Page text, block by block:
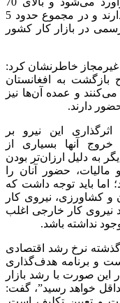
درصدشان در مشاغل خانوادگی فعالیت دارند و در مجموع حدود 5
در بازار کار کشور
خاطرنشان کرد:
طرح بازگشت به افغانستان
می‌کنند و عمده آن‌ها نیز
دارند.
این نیرو بر
آنها بسیاری از
به دلیل ارزان‌تر بودن
حضور آنان را
اما باید توجه داشت که
کشاورزی، نیروی کار
نیروی کار خارجی اغلب
نداشته باشد.
با بیان اینکه “در 15 سال گذشته نرخ رشد اقتصادی
بوده است و برنامه هدف‌گذاری
این صورت با رشد بازار
خواهد رسید”، گفت: